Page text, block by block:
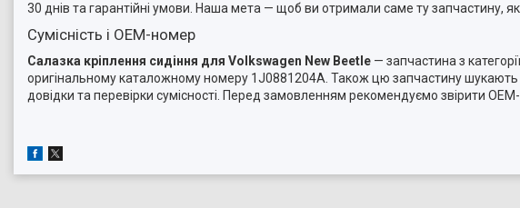
30 днів та гарантійні умови. Наша мета — щоб ви отримали саме ту запчастину,
Сумісність і OEM-номер
Салазка кріплення сидіння для Volkswagen New Beetle — запчастина з
оригінальному каталожному номеру 1J0881204A. Також цю запчастину шукають
довідки та перевірки сумісності. Перед замовленням рекомендуємо звірити